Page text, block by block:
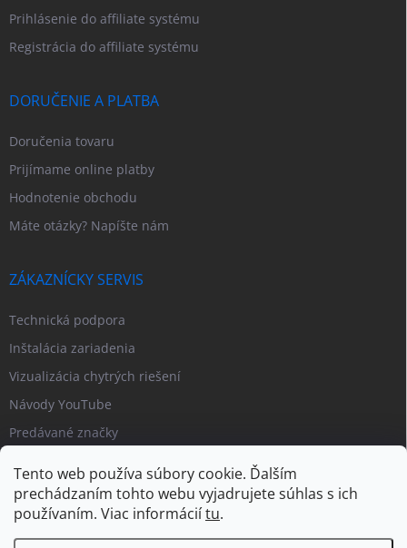
Tento web používa súbory cookie. Ďalším
prechádzaním tohto webu vyjadrujete súhlas s ich
používaním. Viac informáciítu.
Prihlásenie do affiliate systému
Registrácia do affiliate systému
DORUČENIE A PLATBA
Doručenia tovaru
Prijímame online platby
Hodnotenie obchodu
Máte otázky? Napíšte nám
ZÁKAZNÍCKY SERVIS
Technická podpora
Inštalácia zariadenia
Vizualizácia chytrých riešení
Návody YouTube
Predávané značky